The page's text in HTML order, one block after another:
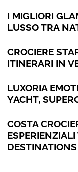
I MIGLIORI
LUSSO TRA
CROCIERE
ITINERARI IN
LUXORIA
YACHT,
COSTA
ESPERIENZIALI
DESTINATIONS